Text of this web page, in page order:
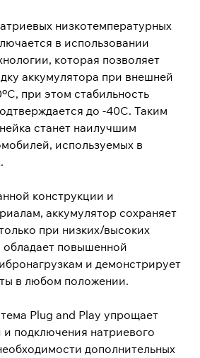
низкотемпературных
в использовании
которая позволяет
аккумулятора при внешней
при этом стабильность
до -40С. Таким
станет наилучшим
используемых в
конструкции и
аккумулятор сохраняет
при низких/высоких
обладает повышенной
и демонстрирует
в любом положении.
Plug and Play упрощает
и подключения натриевого
дополнительных